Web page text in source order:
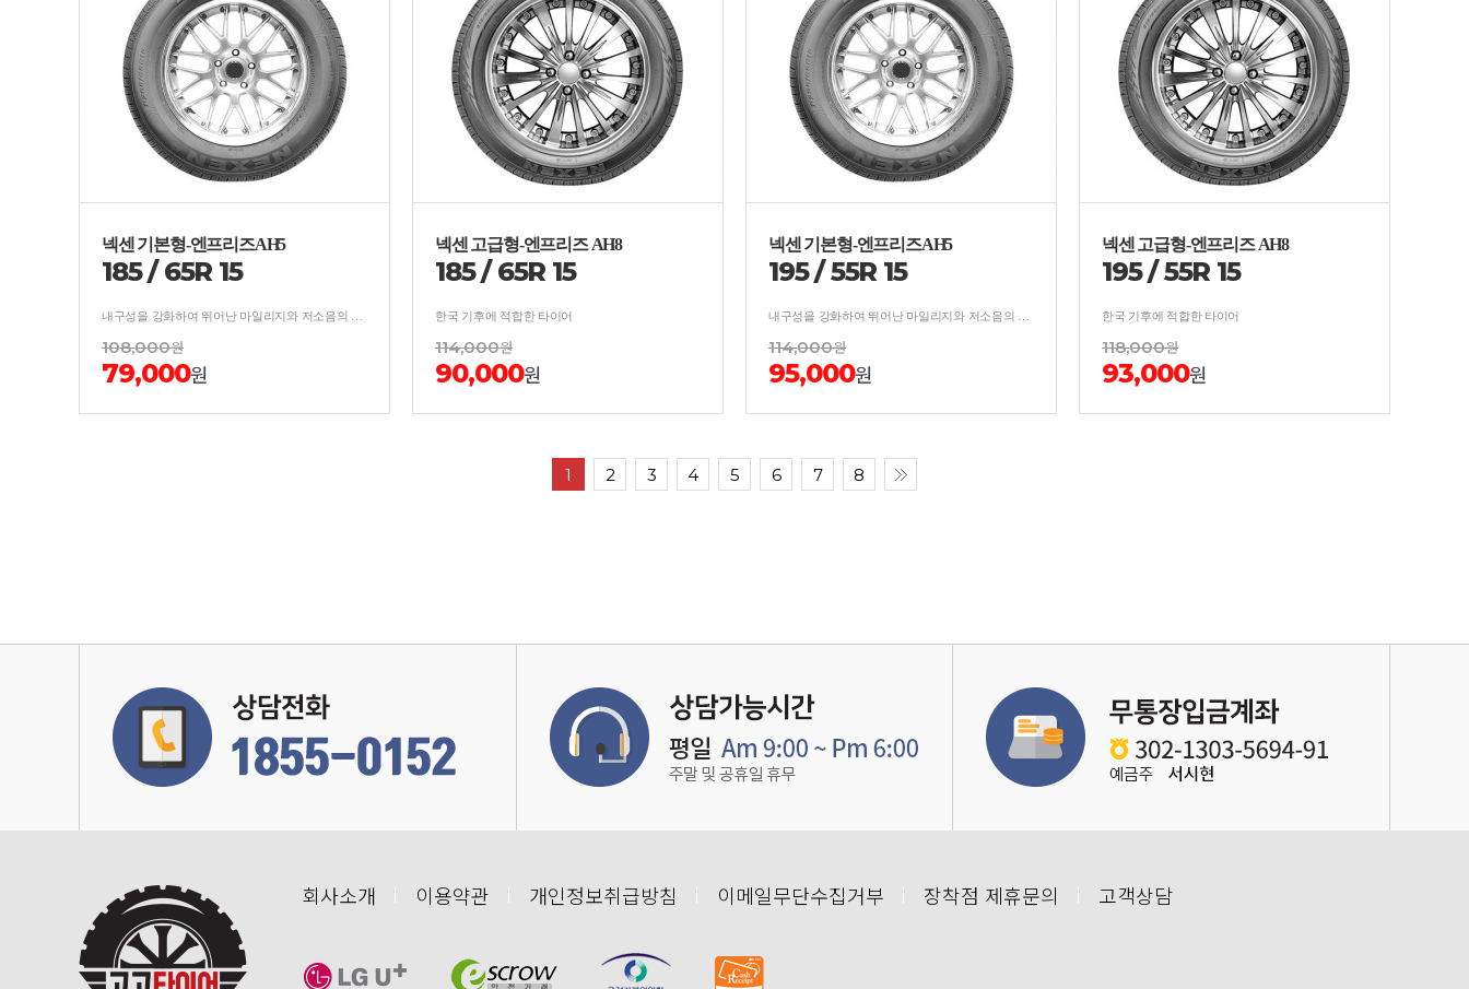
넥센 기본형-엔프리즈AH5
185/65R 15
108,000원
79,000원
넥센 고급형-엔프리즈 AH8
185/65R 15
한국 기후에 적합한 타이어
114,000원
90,000원
넥센 기본형-엔프리즈AH5
195/55R 15
114,000원
95,000원
넥센 고급형-엔프리즈 AH8
195/55R 15
한국 기후에 적합한 타이어
118,000원
93,000원
1 2 3 4 5 6 7 8
회사소개 이용약관 개인정보취급방침 이메일무단수집거부 장착점 제휴문의 고객상담